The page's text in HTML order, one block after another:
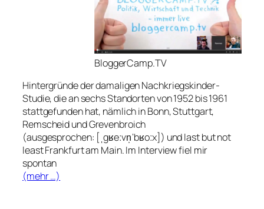
BloggerCamp.TV
Hintergründe der damaligen Nachkriegskinder-
Studie, die an sechs Standorten von 1952 bis 1961
stattgefunden hat, nämlich in Bonn, Stuttgart,
Remscheid und Grevenbroich
(ausgesprochen: [ˌgʁeːvn̩ˈbʁoːx]) und last but not
least Frankfurt am Main. Im Interview fiel mir
spontan
(mehr …)